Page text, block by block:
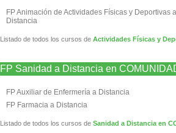
FP Animación de Actividades Físicas y Deportivas a
Distancia
Listado de todos los cursos de Actividades Físicas y
FP Sanidad a Distancia en
FP Auxiliar de Enfermería a Distancia
FP Farmacia a Distancia
Listado de todos los cursos de Sanidad a Distancia en